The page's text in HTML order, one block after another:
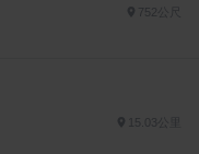
752公尺
15.03公里